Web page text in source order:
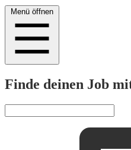
Menü öffnen
Finde deinen Job